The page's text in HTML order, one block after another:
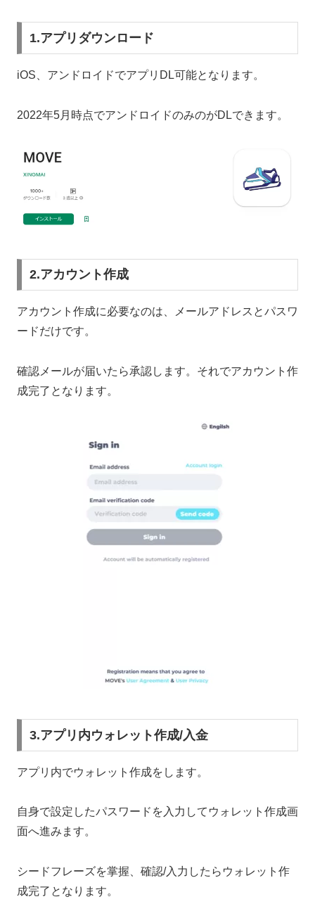
1.アプリダウンロード
iOS、アンドロイドでアプリDL可能となります。
2022年5月時点でアンドロイドのみのがDLできます。
2.アカウント作成
アカウント作成に必要なのは、メールアドレスとパスワ
ードだけです。
確認メールが届いたら承認します。それでアカウント作
成完了となります。
3.アプリ内ウォレット作成/入金
アプリ内でウォレット作成をします。
自身で設定したパスワードを入力してウォレット作成画
面へ進みます。
シードフレーズを掌握、確認/入力したらウォレット作
成完了となります。